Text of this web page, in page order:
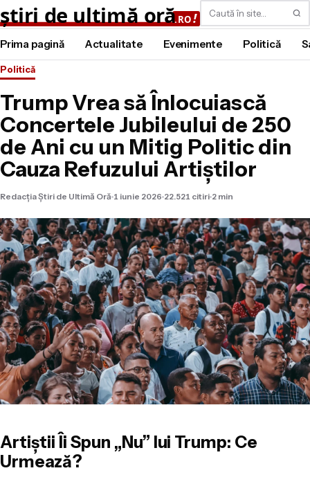
Caută
Prima pagină Actualitate Evenimente Politică
Politică
Trump Vrea să Înlocuiască
Concertele Jubileului de 250
de Ani cu un Mitig Politic din
Cauza Refuzului Artiștilor
Redacția Știri de Ultimă Oră 1 iunie 2026 22.521 citiri 2 min
Artiștii Îi Spun „Nu” lui Trump: Ce
Urmează?